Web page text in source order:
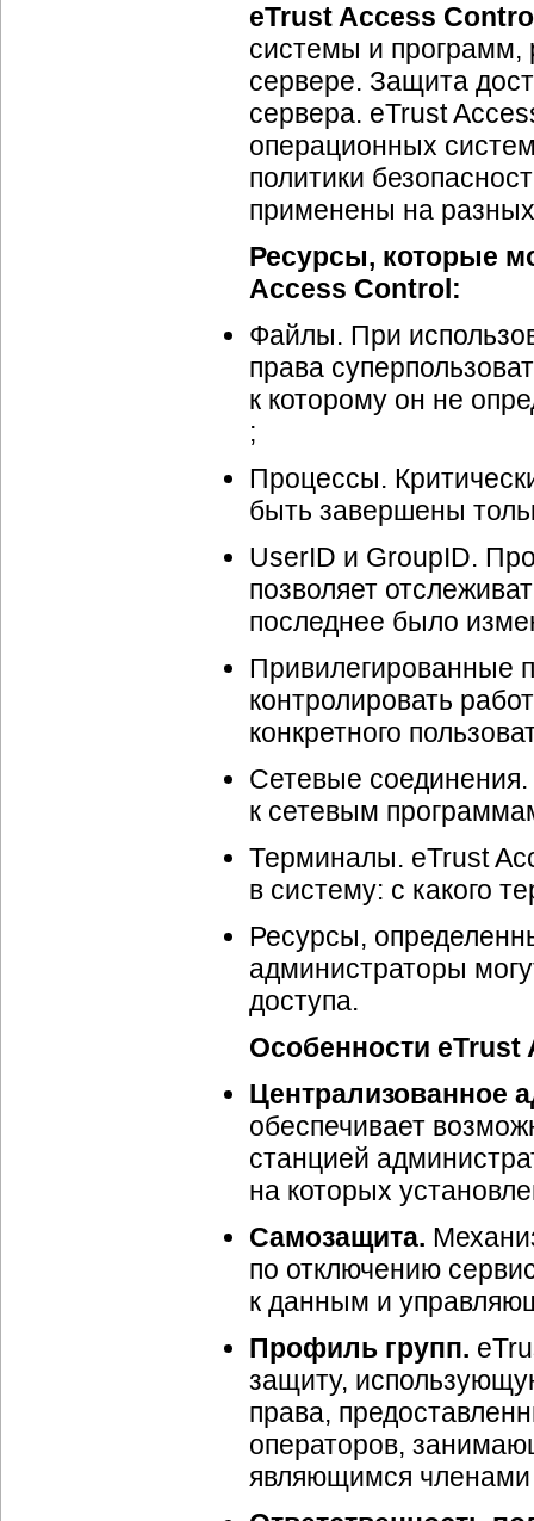
eTrust Access
системы и программ,
сервере. Защита
сервера. eTrust
операционных
политики
применены на
Ресурсы, которые
Access Control:
Файлы. При
права
к которому он не
;
Процессы.
быть завершены
UserID и GroupID.
позволяет
последнее было
Привилегированные
контролировать
конкретного
Сетевые соединения.
к сетевым
Терминалы. eTrust
в систему: с какого
Ресурсы,
администраторы
доступа.
Особенности eTrust
Централизованное
обеспечивает
станцией
на которых
Самозащита.
по отключению
к данным и
Профиль групп.
защиту,
права,
операторов,
являющимся членами